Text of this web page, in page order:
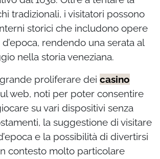
tradizionali, i visitatori possono
storici che includono opere
d’epoca, rendendo una serata al
nella storia veneziana.
proliferare dei casino
web, noti per poter consentire
su vari dispositivi senza
la suggestione di visitare
e la possibilità di divertirsi
contesto molto particolare